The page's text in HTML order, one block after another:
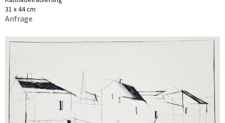
31 x 44 cm
Anfrage